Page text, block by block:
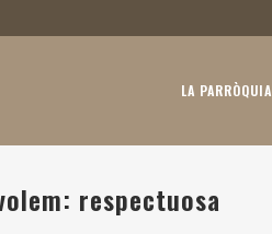
LA PARRÒQUIA
respectuosa